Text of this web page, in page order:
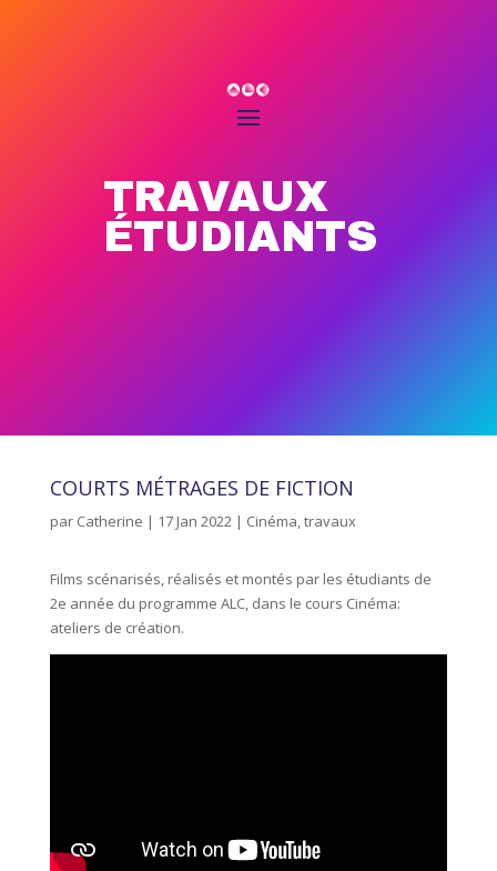
TRAVAUX
ÉTUDIANTS
COURTS MÉTRAGES DE FICTION
par Catherine | 17 Jan 2022 | Cinéma travaux
Films scénarisés, réalisés et montés par les étudiants de
2e année du programme ALC, dans le cours Cinéma:
ateliers de création.